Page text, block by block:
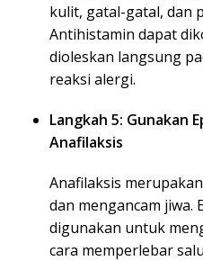
kulit, gatal-gatal, dan
Antihistamin dapat
dioleskan langsung
reaksi alergi.
Langkah 5: Gunakan
Anafilaksis
Anafilaksis
dan mengancam jiwa.
digunakan untuk
cara memperlebar